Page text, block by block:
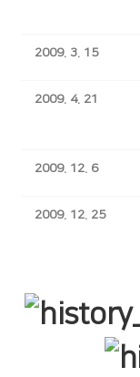
2009. 3. 15
2009. 4. 21
2009. 12. 6
2009. 12. 25